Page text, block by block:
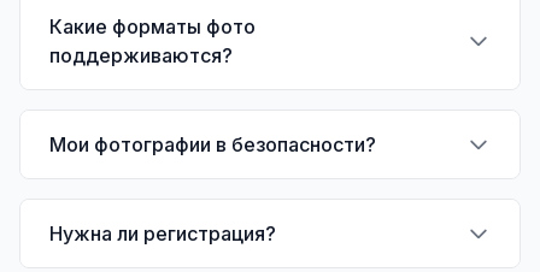
Какие форматы фото
поддерживаются?
Мои фотографии в безопасности?
Нужна ли регистрация?